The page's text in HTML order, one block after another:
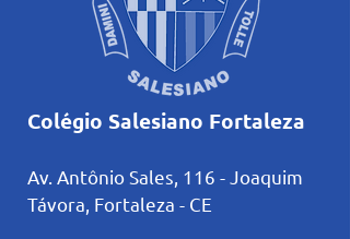
Colégio Salesiano Fortaleza
Av. Antônio Sales, 116 - Joaquim
Távora, Fortaleza - CE